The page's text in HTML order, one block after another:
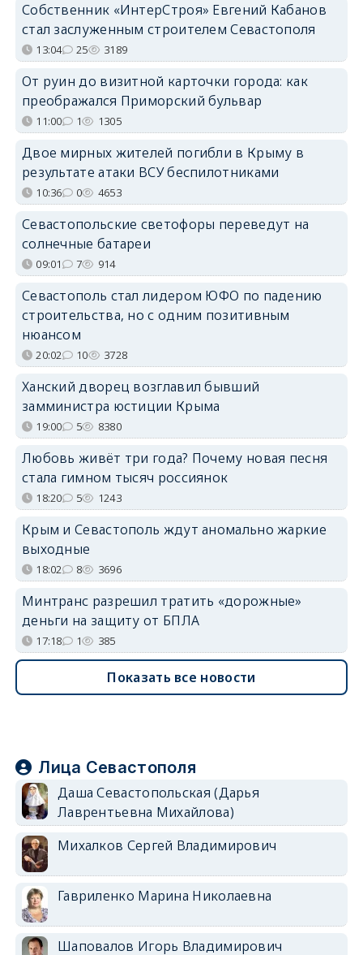
Собственник «ИнтерСтроя» Евгений Кабанов
стал заслуженным строителем Севастополя
13:04 25 3189
От руин до визитной карточки города: как
преображался Приморский бульвар
11:00 1 1305
Двое мирных жителей погибли в Крыму в
результате атаки ВСУ беспилотниками
10:36 0 4653
Севастопольские светофоры переведут на
солнечные батареи
09:01 7 914
Севастополь стал лидером ЮФО по падению
строительства, но с одним позитивным
нюансом
20:02 10 3728
Ханский дворец возглавил бывший
замминистра юстиции Крыма
19:00 5 8380
Любовь живёт три года? Почему новая песня
стала гимном тысяч россиянок
18:20 5 1243
Крым и Севастополь ждут аномально жаркие
выходные
18:02 8 3696
Минтранс разрешил тратить «дорожные»
деньги на защиту от БПЛА
17:18 1 385
Показать все новости
Лица Севастополя
Даша Севастопольская (Дарья
Лаврентьевна Михайлова)
Михалков Сергей Владимирович
Гавриленко Марина Николаевна
Шаповалов Игорь Владимирович